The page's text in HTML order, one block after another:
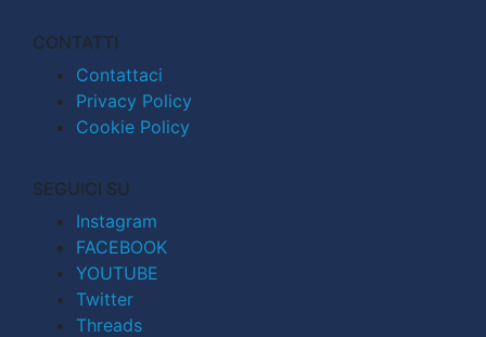
CONTATTI
Contattaci
Privacy Policy
Cookie Policy
SEGUICI SU
Instagram
FACEBOOK
YOUTUBE
Twitter
Threads